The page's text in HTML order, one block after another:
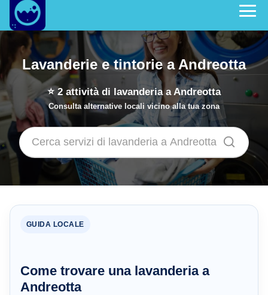
Lavanderie e tintorie a Andreotta
⭐ 2 attività di lavanderia a Andreotta
Consulta alternative locali vicino alla tua zona
GUIDA LOCALE
Come trovare una lavanderia a
Andreotta